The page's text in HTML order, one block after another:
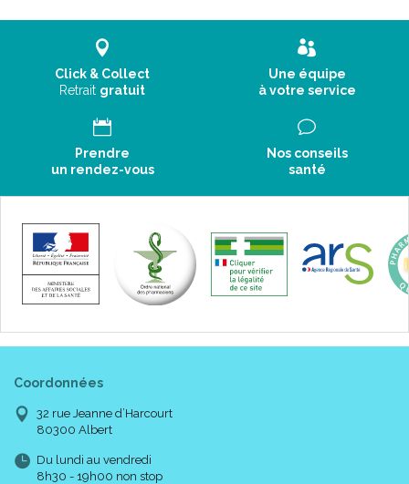
Click & Collect
Retrait gratuit
Une équipe
à votre service
Prendre
un rendez-vous
Nos conseils
santé
Coordonnées
32 rue Jeanne d’Harcourt
80300 Albert
Du lundi au vendredi
8h30 - 19h00 non stop